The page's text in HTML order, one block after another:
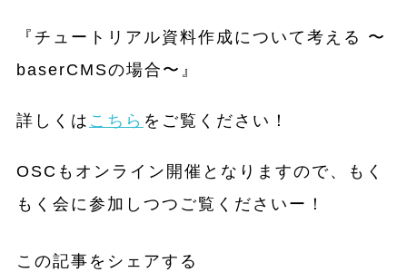
『チュートリアル資料作成について考える 〜
baserCMSの場合〜』
詳しくは こちら をご覧ください！
OSCもオンライン開催となりますので、もく
もく会に参加しつつご覧くださいー！
この記事をシェアする